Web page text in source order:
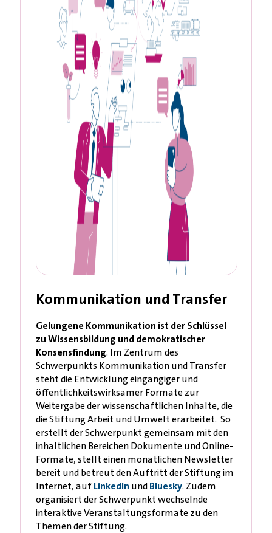
Kommunikation und Transfer
Gelungene Kommunikation ist der Schlüssel
zu Wissensbildung und demokratischer
Konsensfindung. Im Zentrum des
Schwerpunkts Kommunikation und Transfer
steht die Entwicklung eingängiger und
öffentlichkeitswirksamer Formate zur
Weitergabe der wissenschaftlichen Inhalte, die
die Stiftung Arbeit und Umwelt erarbeitet. So
erstellt der Schwerpunkt gemeinsam mit den
inhaltlichen Bereichen Dokumente und Online-
Formate, stellt einen monatlichen Newsletter
bereit und betreut den Auftritt der Stiftung im
Internet, aufLinkedIn undBluesky. Zudem
organisiert der Schwerpunkt wechselnde
interaktive Veranstaltungsformate zu den
Themen der Stiftung.